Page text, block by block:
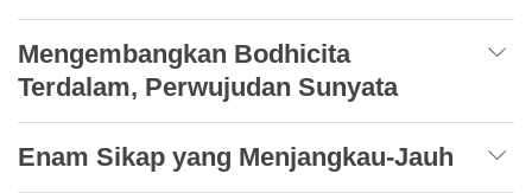
Mengembangkan Bodhicita
Terdalam, Perwujudan Sunyata
Enam Sikap yang Menjangkau-Jauh